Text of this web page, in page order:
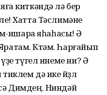
киткәндә лә бер
Хатта Тәслимәне
ишара яһаһасы! Ә
Көтәм. Һарғайып
түгел инеме ни? Ә
дә ике йөҙлө
Димдең. Ниндәй